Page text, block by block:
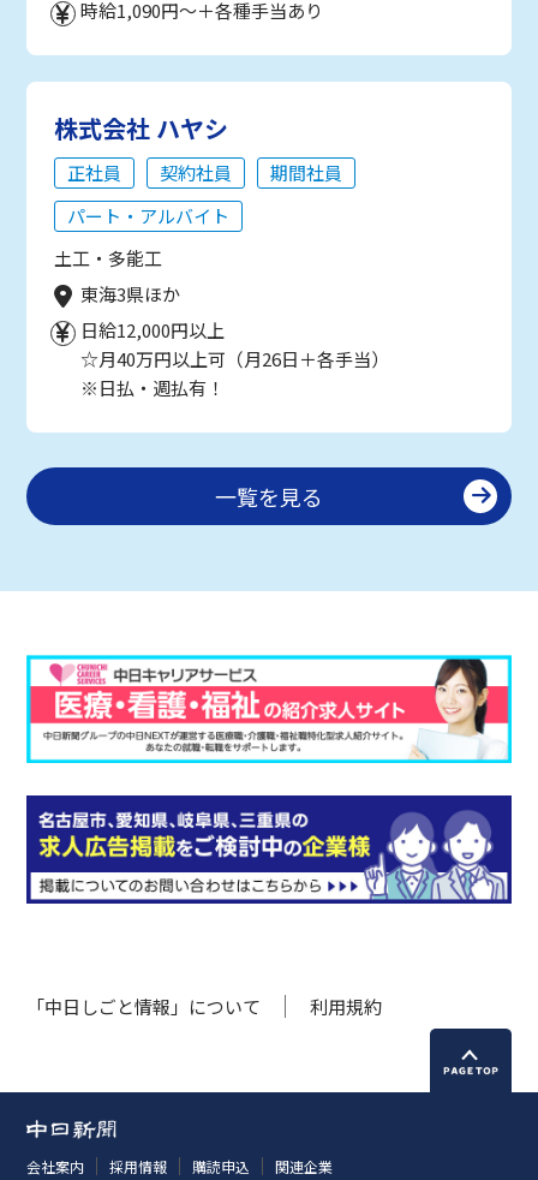
時給1,090円～＋各種手当あり
株式会社 ハヤシ
正社員 契約社員
期間社員
パート・アルバイト
土工・多能工
東海3県ほか
日給12,000円以上
☆月40万円以上可（月26日＋各手当）
※日払・週払有！
一覧を見る
「中日しごと情報」について 利用規約
会社案内 採用情報 購読申込 関連企業